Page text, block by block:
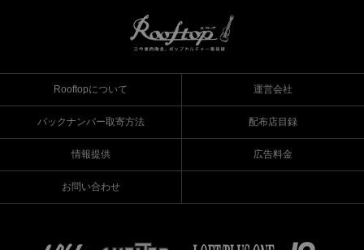
Rooftopについて 運営会社
バックナンバー取寄方法 配布店目録
情報提供 広告料金
お問い合わせ